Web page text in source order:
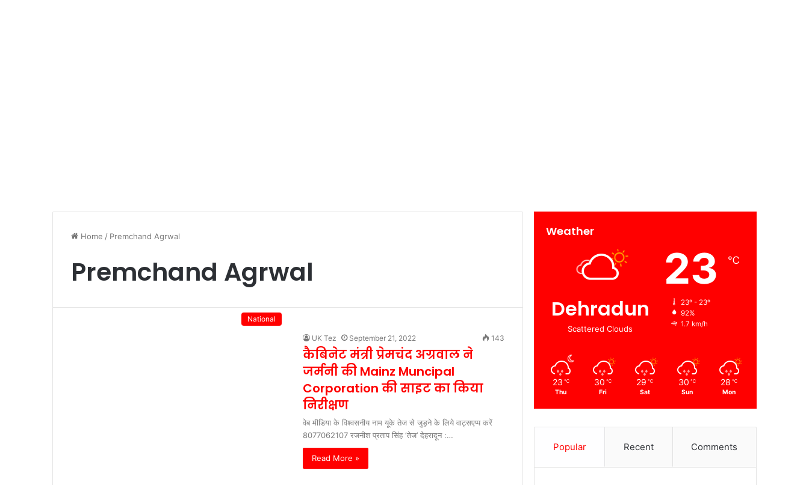
Home / Premchand Agrwal
Premchand Agrwal
National
UK Tez September 21, 2022 143
कैबिनेट मंत्री प्रेमचंद अग्रवाल ने
जर्मनी की Mainz Muncipal
Corporation की साइट का किया
निरीक्षण
वेब मीडिया के विश्वसनीय नाम यूके तेज से जुड़ने के लिये वाट्सएप्प करें
8077062107 रजनीश प्रताप सिंह ‘तेज’ देहरादून :…
Read More »
Weather
Dehradun
Scattered Clouds
23 ℃
23º - 23º
92%
1.7 km/h
23 ℃
Thu
30 ℃
Fri
29 ℃
Sat
30 ℃
Sun
28 ℃
Mon
Popular Recent Comments